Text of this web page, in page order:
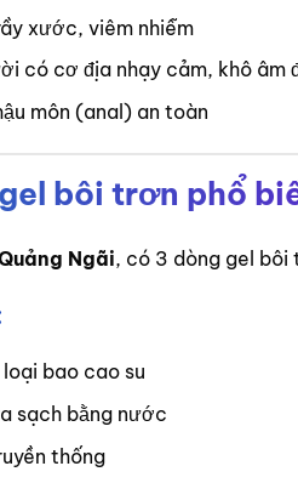
xước, viêm nhiễm
có cơ địa nhạy cảm, khô âm
môn (anal) an toàn
bôi trơn phổ
Ngãi, có 3 dòng gel bôi
bao cao su
sạch bằng nước
thống